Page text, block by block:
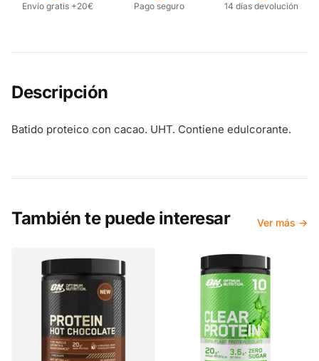
Envío gratis +20€ Pago seguro 14 días devolución
Descripción
Batido proteico con cacao. UHT. Contiene edulcorante.
También te puede interesar Ver más →